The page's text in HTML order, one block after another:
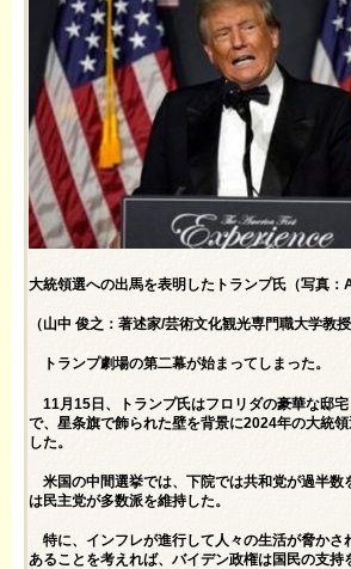
大統領選への出馬を表明したトランプ氏（写真：
（山中 俊之：著述家/芸術文化観光専門職大学教授
トランプ劇場の第二幕が始まってしまった。
11月15日、トランプ氏はフロリダの豪華な邸宅
で、星条旗で飾られた壁を背景に2024年の大統
した。
米国の中間選挙では、下院では共和党が過半数
は民主党が多数派を維持した。
特に、インフレが進行して人々の生活が脅かさ
あることを考えれば、バイデン政権は国民の支持